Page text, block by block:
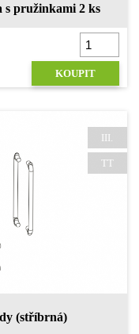
pružinkami 2 ks
KOUPIT
III.
TT
(stříbrná)